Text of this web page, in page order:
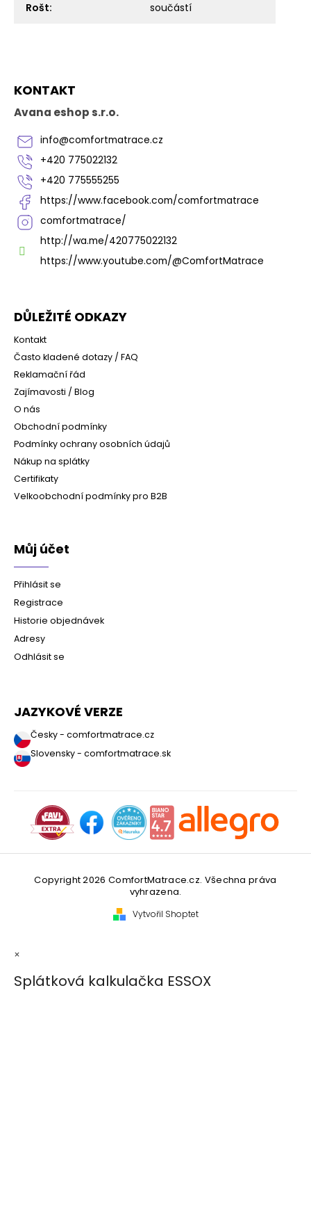
Rošt: součástí
KONTAKT
Avana eshop s.r.o.
info@comfortmatrace.cz
+420 775022132
+420 775555255
https://www.facebook.com/comfortmatrace
comfortmatrace/
http://wa.me/420775022132
https://www.youtube.com/@ComfortMatrace
DŮLEŽITÉ ODKAZY
Kontakt
Často kladené dotazy / FAQ
Reklamační řád
Zajímavosti / Blog
O nás
Obchodní podmínky
Podmínky ochrany osobních údajů
Nákup na splátky
Certifikaty
Velkoobchodní podmínky pro B2B
Můj účet
Přihlásit se
Registrace
Historie objednávek
Adresy
Odhlásit se
JAZYKOVÉ VERZE
Česky - comfortmatrace.cz
Slovensky - comfortmatrace.sk
Vytvořil Shoptet
Copyright 2026 ComfortMatrace.cz. Všechna práva
vyhrazena.
×
Splátková kalkulačka ESSOX